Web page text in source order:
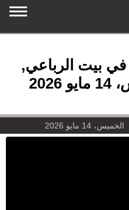
في بيت الرباعي,
الخميس، 14 مايو 2026